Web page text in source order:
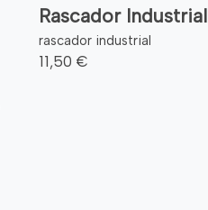
Rascador Industrial
rascador industrial
11,50 €